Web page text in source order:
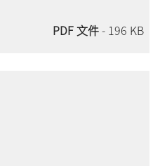
PDF 文件- 196 KB